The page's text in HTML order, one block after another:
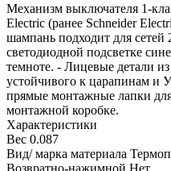
Механизм выключателя 1-
Electric (ранее Schneider
шампань подходит для
светодиодной подсветке
темноте. - Лицевые детали
устойчивого к царапинам и
прямые монтажные лапки
монтажной коробке.
Характеристики
Вес 0.087
Вид/ марка материала
Возвратно-нажимной Нет